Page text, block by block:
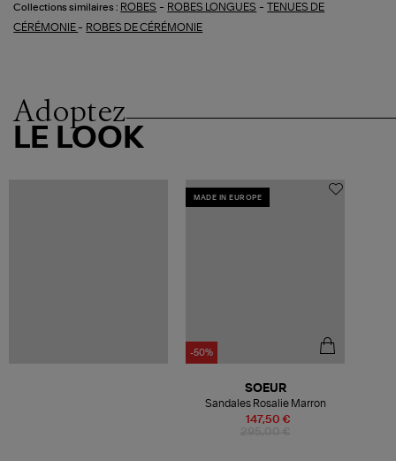
Collections similaires : ROBES - ROBES LONGUES -TENUES DE
CÉRÉMONIE - ROBES DE CÉRÉMONIE
Adoptez
LE LOOK
MADE IN EUROPE
-50%
147,50 €
SOEUR
Sandales Rosalie Marron